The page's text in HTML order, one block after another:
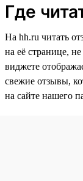
Где
На hh.ru читать
на её странице,
виджете
свежие отзывы,
на сайте нашего